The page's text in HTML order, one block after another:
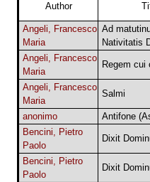
Author
Angeli, Francesco
Maria
Ad
Nativitatis
Angeli, Francesco
Maria
Regem cui
Angeli, Francesco
Maria
Salmi
anonimo
Antifone
Bencini, Pietro
Paolo
Dixit
Bencini, Pietro
Paolo
Dixit